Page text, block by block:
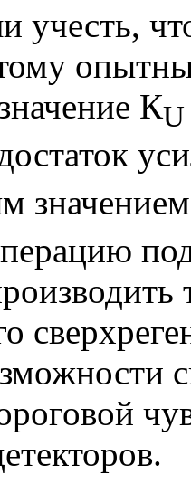
учесть,
КU